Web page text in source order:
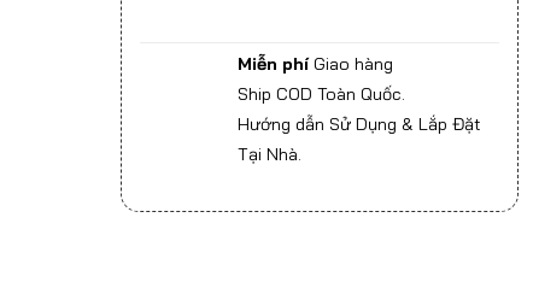
Miễn phíGiao hàng
Ship COD Toàn Quốc.
Hướng dẫn Sử Dụng & Lắp Đặt
Tại Nhà.